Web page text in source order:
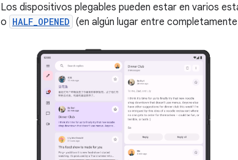
Los dispositivos plegables pueden estar en varios
o HALF_OPENED (en algún lugar entre